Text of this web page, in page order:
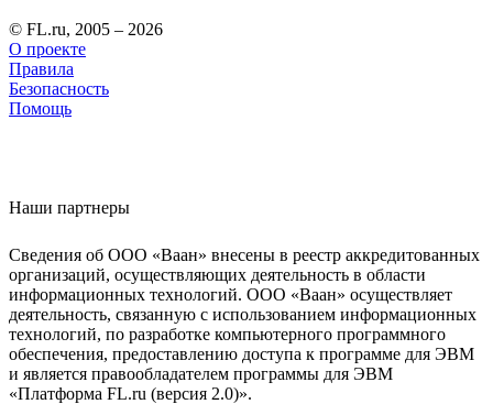
© FL.ru, 2005 – 2026
О проекте
Правила
Безопасность
Помощь
Наши партнеры
Сведения об ООО «Ваан» внесены в реестр аккредитованных
организаций, осуществляющих деятельность в области
информационных технологий. ООО «Ваан» осуществляет
деятельность, связанную с использованием информационных
технологий, по разработке компьютерного программного
обеспечения, предоставлению доступа к программе для ЭВМ
и является правообладателем программы для ЭВМ
«Платформа FL.ru (версия 2.0)».